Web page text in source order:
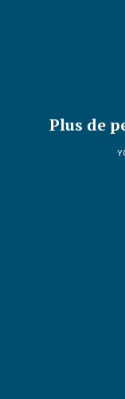
Plus de